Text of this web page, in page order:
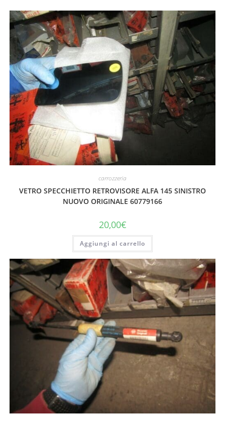
carrozzeria
VETRO SPECCHIETTO RETROVISORE ALFA 145 SINISTRO
NUOVO ORIGINALE 60779166
20,00€
Aggiungi al carrello